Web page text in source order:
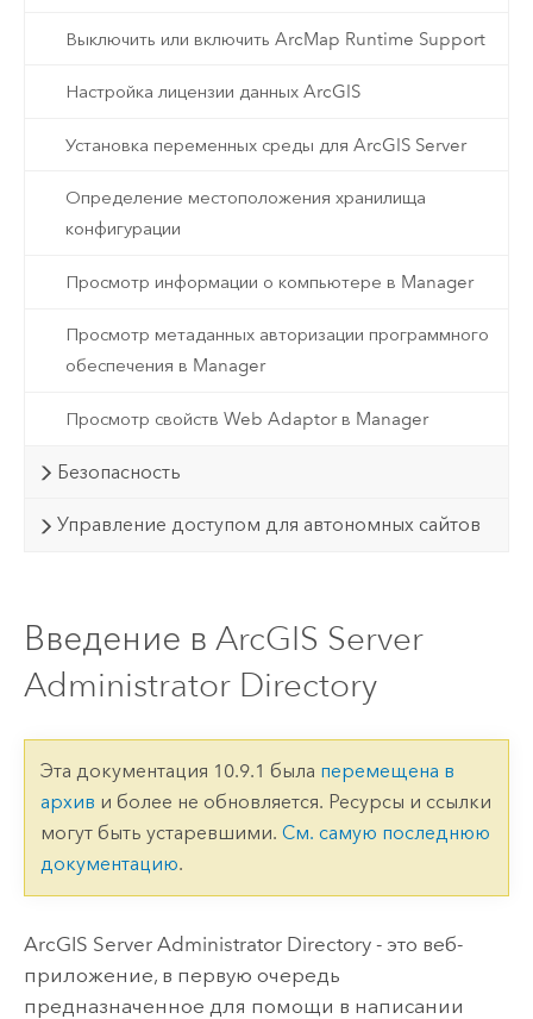
Выключить или включить ArcMap Runtime Support
Настройка лицензии данных ArcGIS
Установка переменных среды для ArcGIS Server
Определение местоположения хранилища
конфигурации
Просмотр информации о компьютере в Manager
Просмотр метаданных авторизации программного
обеспечения в Manager
Просмотр свойств Web Adaptor в Manager
Безопасность
Управление доступом для автономных сайтов
Введение в ArcGIS Server
Administrator Directory
Эта документация 10.9.1 была перемещена в
архив и более не обновляется. Ресурсы и ссылки
могут быть устаревшими. См. самую последнюю
документацию.
ArcGIS ServerAdministrator Directory - это веб-
приложение, в первую очередь
предназначенное для помощи в написании